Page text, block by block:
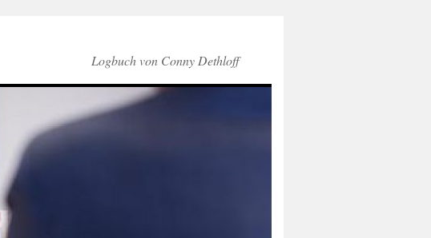
Logbuch von Conny Dethloff